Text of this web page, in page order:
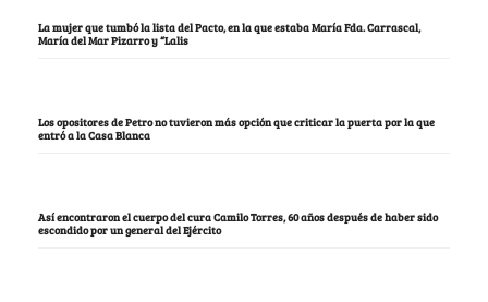
La mujer que tumbó la lista del Pacto, en la que estaba María Fda. Carrascal,
María del Mar Pizarro y “Lalis
Los opositores de Petro no tuvieron más opción que criticar la puerta por la que
entró a la Casa Blanca
Así encontraron el cuerpo del cura Camilo Torres, 60 años después de haber sido
escondido por un general del Ejército